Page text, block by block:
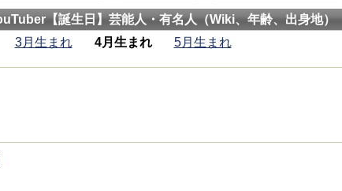
【誕生日】芸能人・有名人（Wiki、年齢、出身地）
3月生まれ
4月生まれ 5月生まれ